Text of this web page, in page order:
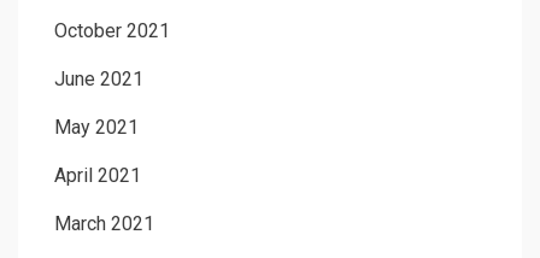
October 2021
June 2021
May 2021
April 2021
March 2021